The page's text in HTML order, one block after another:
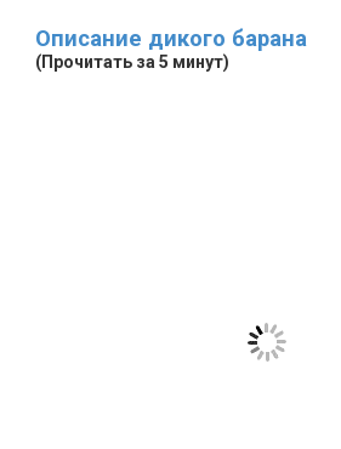
Описание дикого барана
(Прочитать за 5 минут)